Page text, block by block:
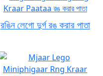
রঙিন লেগো দুর্গ রঙ করার পাতা